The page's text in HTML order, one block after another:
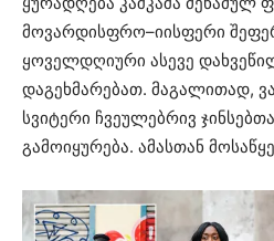
მოვარდისფრო–იისფერი
ყოველდღიური ასევე
დაგეხმარებათ. მაგალითად,
სვიტერი ჩვეულებრივ
გამოიყურება. ამასთან